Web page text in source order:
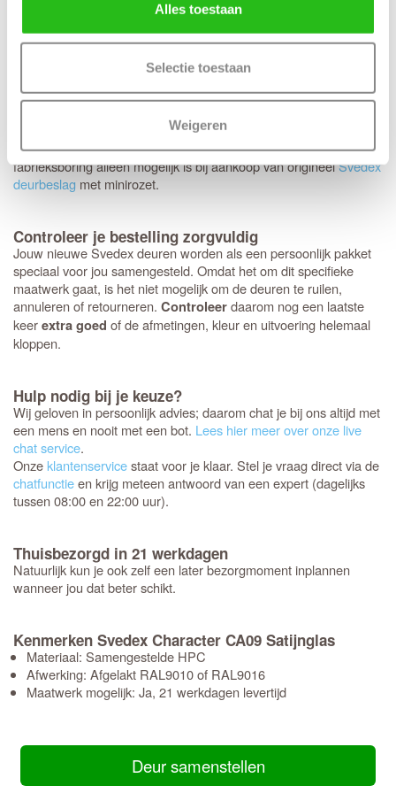
Alles toestaan
Selectie toestaan
Weigeren
keuze voor een tochtvaldorpel.
Op de Svedex Character-deuren heb je volledige vrijheid:elk
type deurbeslag past perfect
. Hoewel het deurbeslag van
Svedex kwalitatief uitstekend is, ben je hier niet aan gebonden en
kun je ook voor andere merken kiezen. Heb je een voorkeur voor
rond of vierkant rozet? Dan bereiden we dit graag direct voor je
voor. Houd er wel rekening mee dat deze specifieke
fabrieksboring alleen mogelijk is bij aankoop van origineelSvedex
deurbeslag met minirozet.
Controleer je bestelling zorgvuldig
Jouw nieuwe Svedex deuren worden als een persoonlijk pakket
speciaal voor jou samengesteld. Omdat het om dit specifieke
maatwerk gaat, is het niet mogelijk om de deuren te ruilen,
annuleren of retourneren. Controleerdaarom nog een laatste
keerextra goed of de afmetingen, kleur en uitvoering helemaal
kloppen.
Hulp nodig bij je keuze?
Wij geloven in persoonlijk advies; daarom chat je bij ons altijd met
een mens en nooit met een bot. Lees hier meer over onze live
chat service.
Onzeklantenservicestaat voor je klaar. Stel je vraag direct via de
chatfunctieen krijg meteen antwoord van een expert (dagelijks
tussen 08:00 en 22:00 uur).
Thuisbezorgd in 21 werkdagen
Natuurlijk kun je ook zelf een later bezorgmoment inplannen
wanneer jou dat beter schikt.
Kenmerken Svedex Character CA09 Satijnglas
Materiaal: Samengestelde HPC
Afwerking: Afgelakt RAL9010 of RAL9016
Maatwerk mogelijk: Ja, 21 werkdagen levertijd
Deur samenstellen